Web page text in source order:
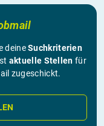
deineSuchkriterien
aktuelle Stellen für
zugeschickt.